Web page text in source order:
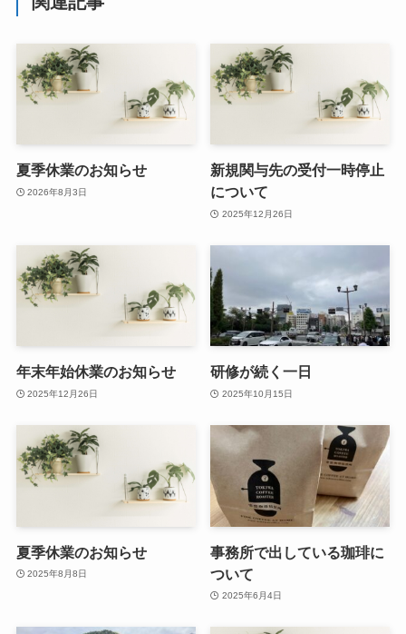
夏季休業のお知らせ
2026年8月3日
新規関与先の受付一時停止
について
2025年12月26日
年末年始休業のお知らせ
2025年12月26日
研修が続く一日
2025年10月15日
夏季休業のお知らせ
2025年8月8日
事務所で出している珈琲に
ついて
2025年6月4日